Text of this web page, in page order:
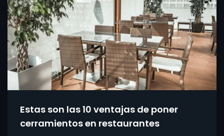
Estas son las 10 ventajas de poner
cerramientos en restaurantes